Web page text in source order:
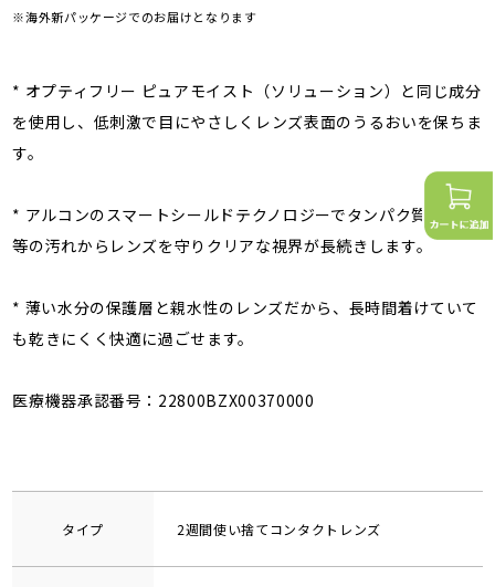
※海外新パッケージでのお届けとなります
* オプティフリー ピュアモイスト（ソリューション）と同じ成分
を使用し、低刺激で目にやさしくレンズ表面のうるおいを保ちま
す。
* アルコンのスマートシールドテクノロジーでタンパク質や脂質
等の汚れからレンズを守りクリアな視界が長続きします。
* 薄い水分の保護層と親水性のレンズだから、長時間着けていて
も乾きにくく快適に過ごせます。
医療機器承認番号：22800BZX00370000
タイプ 2週間使い捨てコンタクトレンズ